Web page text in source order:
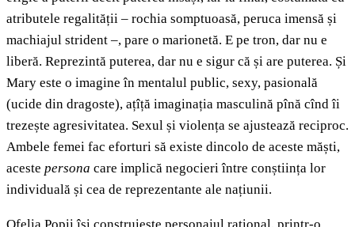
atributele regalității – rochia somptuoasă, peruca imensă și
machiajul strident –, pare o marionetă. E pe tron, dar nu e
liberă. Reprezintă puterea, dar nu e sigur că și are puterea. Și
Mary este o imagine în mentalul public, sexy, pasională
(ucide din dragoste), ațîță imaginația masculină pînă cînd îi
trezește agresivitatea. Sexul și violența se ajustează reciproc.
Ambele femei fac eforturi să existe dincolo de aceste măști,
aceste persona care implică negocieri între conștiința lor
individuală și cea de reprezentante ale națiunii.